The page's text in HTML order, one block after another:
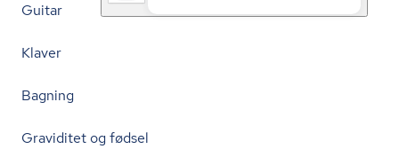
Guitar
Klaver
Bagning
Graviditet og fødsel